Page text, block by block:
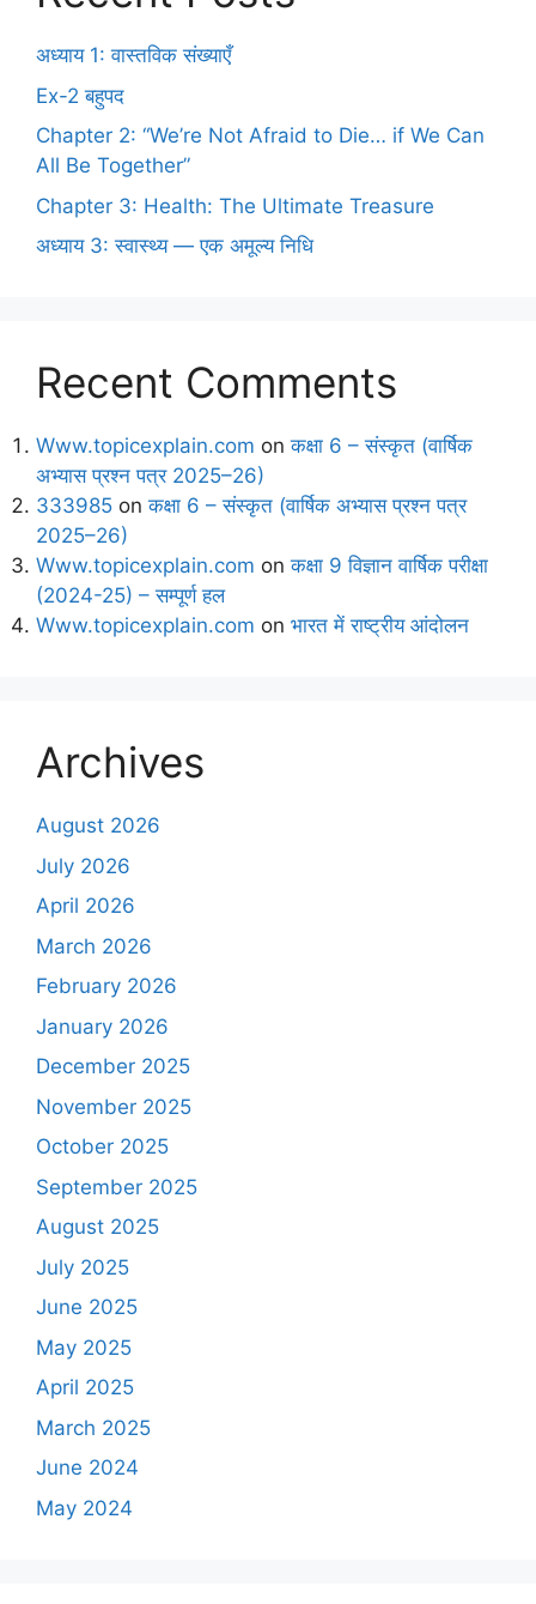
अध्याय 1: वास्तविक संख्याएँ
Ex-2 बहुपद
Chapter 2: “We’re Not Afraid to Die… if We Can
All Be Together”
Chapter 3: Health: The Ultimate Treasure
अध्याय 3: स्वास्थ्य — एक अमूल्य निधि
Recent Comments
Www.topicexplain.com onकक्षा 6 – संस्कृत (वार्षिक
अभ्यास प्रश्न पत्र 2025–26)
333985 onकक्षा 6 – संस्कृत (वार्षिक अभ्यास प्रश्न पत्र
2025–26)
Www.topicexplain.com onकक्षा 9 विज्ञान वार्षिक परीक्षा
(2024-25) – सम्पूर्ण हल
Www.topicexplain.com on भारत में राष्ट्रीय आंदोलन
Archives
August 2026
July 2026
April 2026
March 2026
February 2026
January 2026
December 2025
November 2025
October 2025
September 2025
August 2025
July 2025
June 2025
May 2025
April 2025
March 2025
June 2024
May 2024